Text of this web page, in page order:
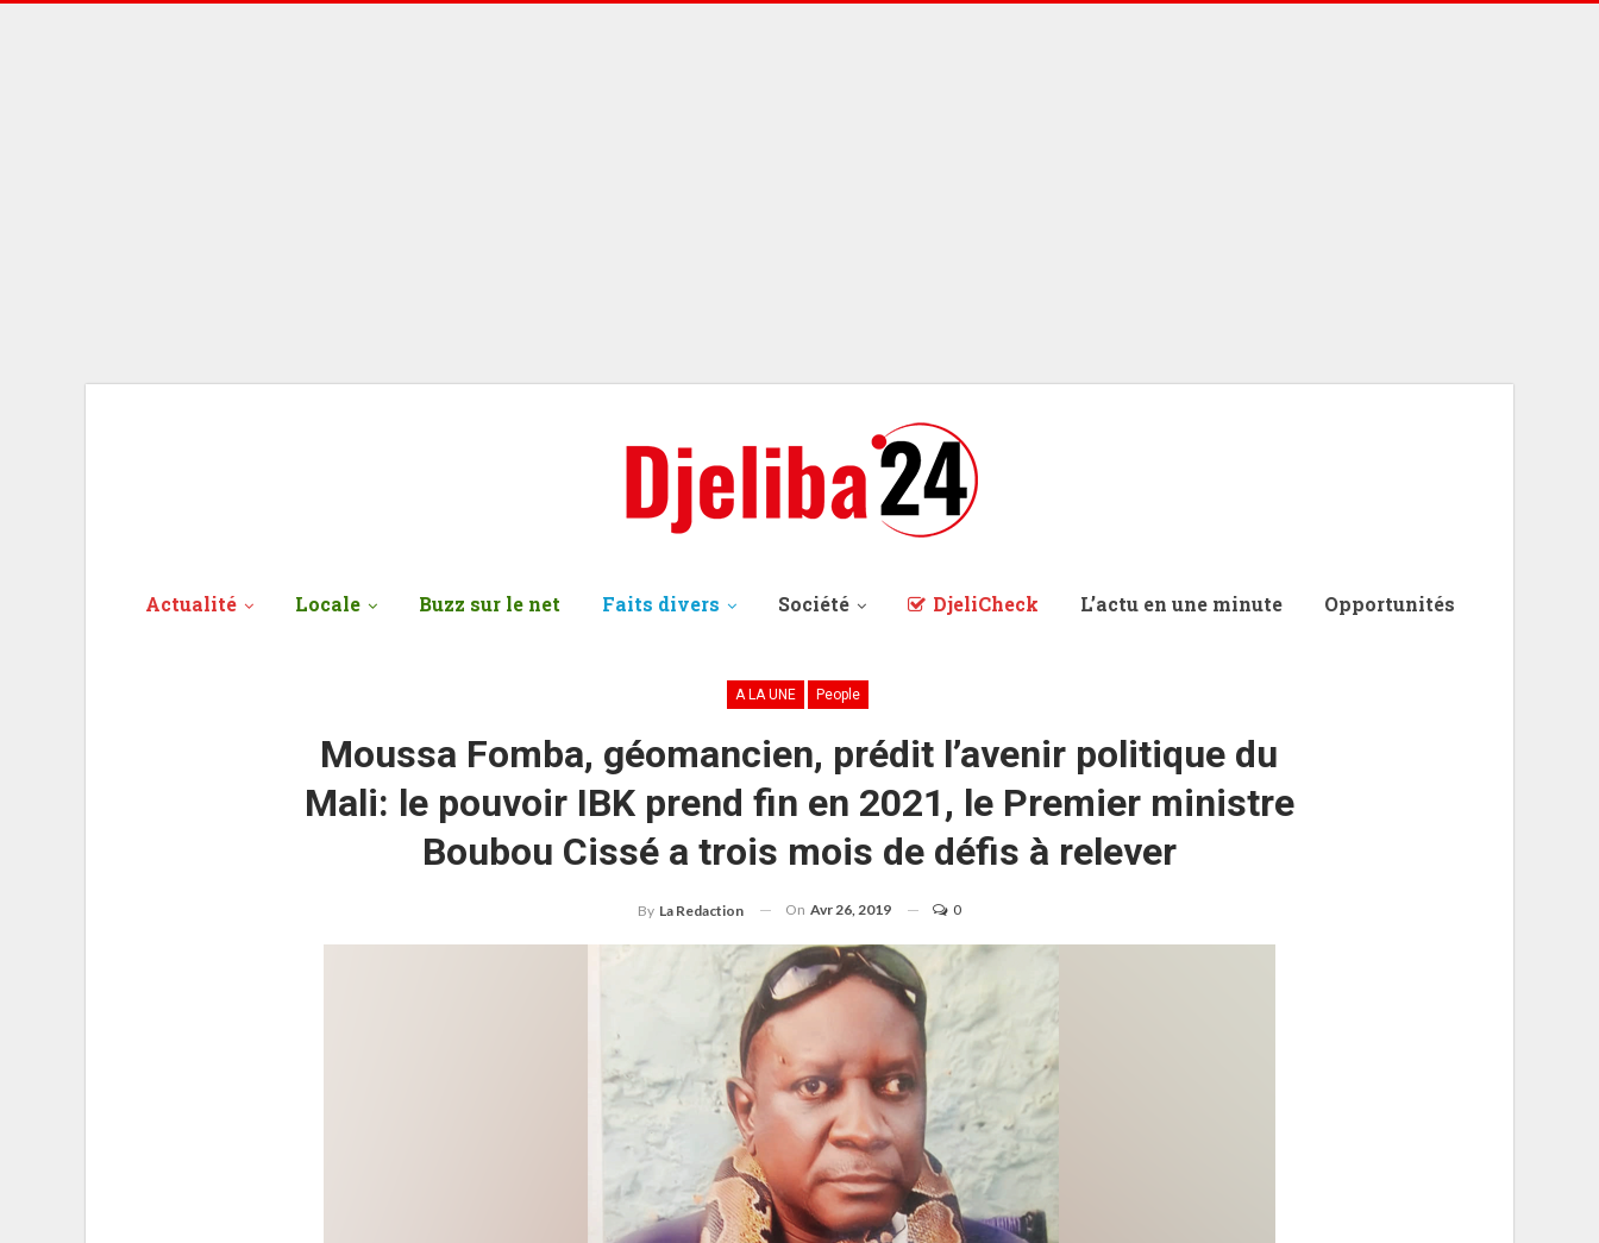
Actualité Locale Buzz sur le net Faits divers Société DjeliCheck L’actu en une minute Opportunités
A LA UNE People
Moussa Fomba, géomancien, prédit l’avenir politique du
Mali: le pouvoir IBK prend fin en 2021, le Premier ministre
Boubou Cissé a trois mois de défis à relever
By La Redaction On Avr 26, 2019 0